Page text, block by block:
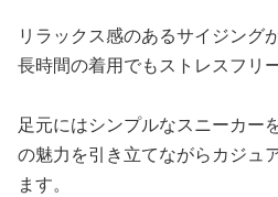
リラックス感のあるサイジング
長時間の着用でもストレスフリー
足元にはシンプルなスニーカー
の魅力を引き立てながらカジュ
ます。